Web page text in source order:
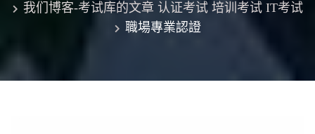
我们博客-考试库的文章 认证考试 培训考试 IT考试
職場專業認證